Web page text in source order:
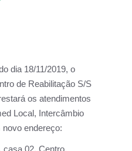
dia 18/11/2019, o
de Reabilitação S/S
os atendimentos
Local, Intercâmbio
novo endereço: